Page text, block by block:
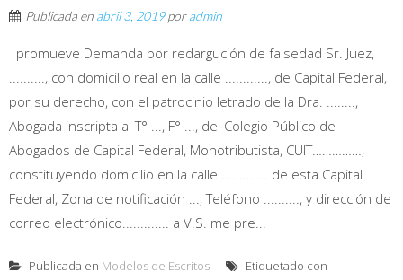
Publicada en abril 3, 2019poradmin
promueve Demanda por redargución de falsedad Sr. Juez,
.........., con domicilio real en la calle ............, de Capital Federal,
por su derecho, con el patrocinio letrado de la Dra. ........,
Abogada inscripta al T° ..., F° ..., del Colegio Público de
Abogados de Capital Federal, Monotributista, CUIT……………,
constituyendo domicilio en la calle ............. de esta Capital
Federal, Zona de notificación ..., Teléfono .........., y dirección de
correo electrónico............. a V.S. me pre...
Publicada en Modelos de Escritos
Etiquetado con